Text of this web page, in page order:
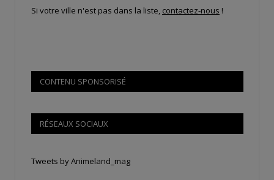
Si votre ville n'est pas dans la liste, contactez-nous !
CONTENU SPONSORISÉ
RÉSEAUX SOCIAUX
Tweets by Animeland_mag